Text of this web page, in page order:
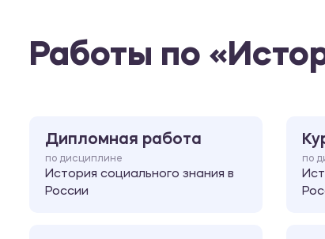
Работы по
Дипломная работа
по дисциплине
История социального знания в
России
по